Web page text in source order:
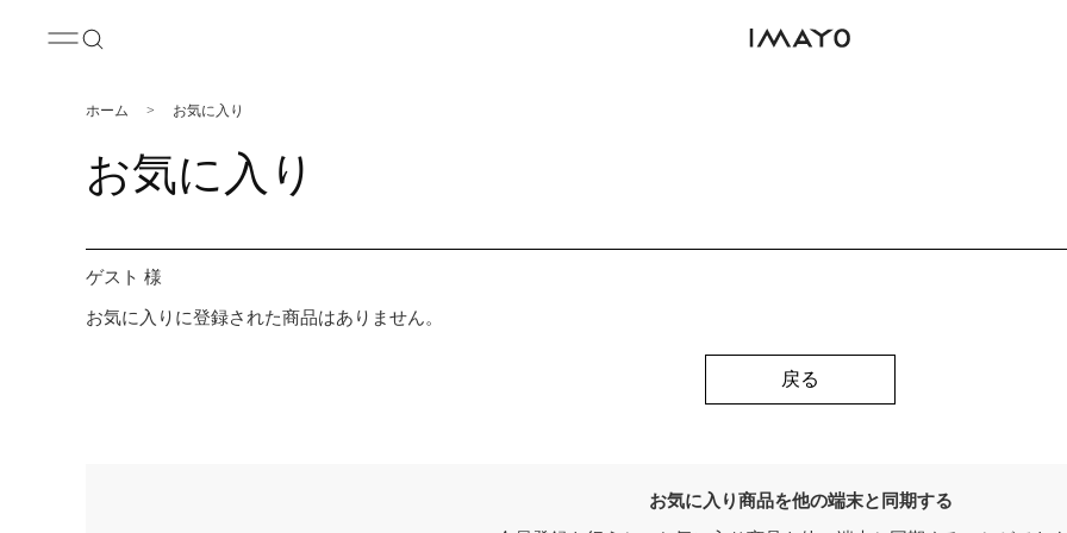
ホーム > お気に入り
お気に入り
ゲスト 様
お気に入りに登録された商品はありません。
戻る
お気に入り商品を他の端末と同期する